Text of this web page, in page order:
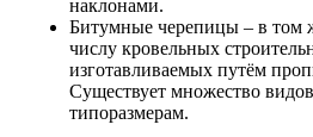
наклонами.
Битумные черепицы – в том
числу кровельных
изготавливаемых путём
Существует множество
типоразмерам.